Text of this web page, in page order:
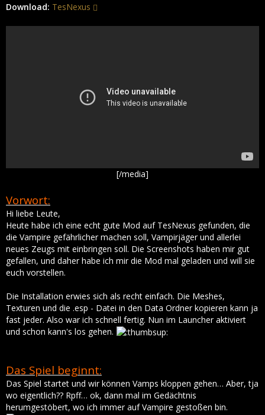
Download: TesNexus
[/media]
Vorwort:
Hi liebe Leute,
Heute habe ich eine echt gute Mod auf TesNexus gefunden, die
die Vampire gefährlicher machen soll, Vampirjäger und allerlei
neues Zeugs mit einbringen soll. Die Screenshots haben mir gut
gefallen, und daher habe ich mir die Mod mal geladen und will sie
euch vorstellen.
Die Installation erwies sich als recht einfach. Die Meshes,
Texturen und die .esp - Datei in den Data Ordner kopieren kann ja
fast jeder. Also war ich schnell fertig. Nun im Launcher aktiviert
und schon kann's los gehen.
Das Spiel beginnt:
Das Spiel startet und wir können Vamps kloppen gehen… Aber, tja
wo eigentlich?? Rpff… ok, dann mal im Gedächtnis
herumgestöbert, wo ich immer auf Vampire gestoßen bin.